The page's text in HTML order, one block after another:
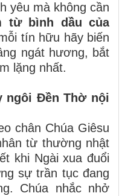
yêu mà không cần
từ bình dầu của
tín hữu hãy biến
ngát hương, bắt
lặng nhất.
ngôi Đền Thờ nội
chân Chúa Giêsu
từ thường nhật
khi Ngài xua đuổi
sự trần tục đang
Chúa nhắc nhở